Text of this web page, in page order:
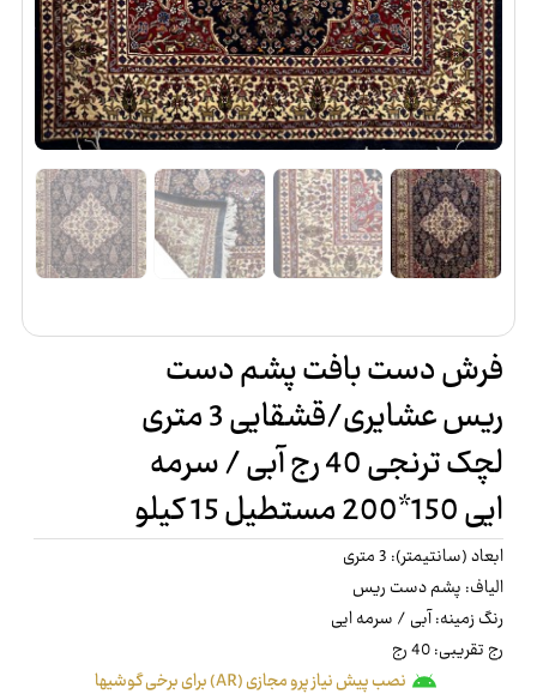
فرش دست بافت پشم دست
ریس عشایری/قشقایی 3 متری
لچک ترنجی 40 رج آبی / سرمه
ایی 150*200 مستطیل 15 کیلو
ابعاد (سانتیمتر): 3 متری
الیاف: پشم دست ریس
رنگ زمینه: آبی / سرمه ایی
رج تقریبی: 40 رج
نصب پیش نیاز پرو مجازی (AR) برای برخی گوشیها